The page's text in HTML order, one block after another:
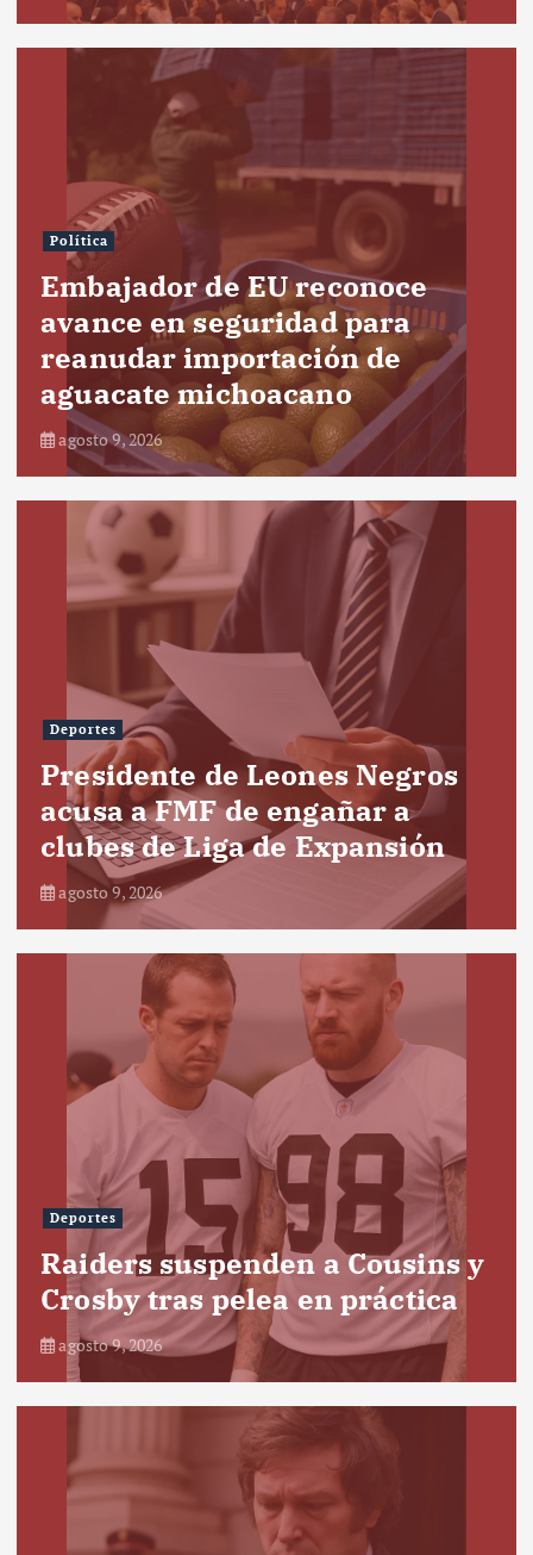
Política
Embajador de EU reconoce
avance en seguridad para
reanudar importación de
aguacate michoacano
agosto 9, 2026
Deportes
Presidente de Leones Negros
acusa a FMF de engañar a
clubes de Liga de Expansión
agosto 9, 2026
Deportes
Raiders suspenden a Cousins y
Crosby tras pelea en práctica
agosto 9, 2026